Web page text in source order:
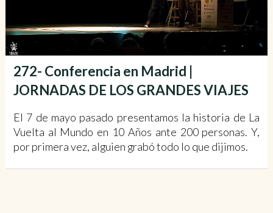
272- Conferencia en Madrid |
JORNADAS DE LOS GRANDES VIAJES
El 7 de mayo pasado presentamos la historia de La
Vuelta al Mundo en 10 Años ante 200 personas. Y,
por primera vez, alguien grabó todo lo que dijimos.